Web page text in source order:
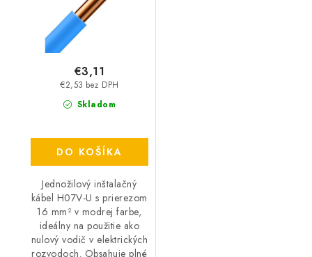
Skladom
€2,53 bez DPH
€3,11
DO KOŠÍKA
Jednožilový inštalačný
kábel H07V-U s prierezom
16 mm² v modrej farbe,
ideálny na použitie ako
nulový vodič v elektrických
rozvodoch. Obsahuje plné